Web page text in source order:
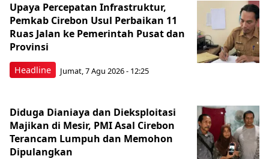
Headline
Upaya Percepatan Infrastruktur,
Pemkab Cirebon Usul Perbaikan 11
Ruas Jalan ke Pemerintah Pusat dan
Provinsi
Jumat, 7 Agu 2026 - 12:25
Diduga Dianiaya dan Dieksploitasi
Majikan di Mesir, PMI Asal Cirebon
Terancam Lumpuh dan Memohon
Dipulangkan